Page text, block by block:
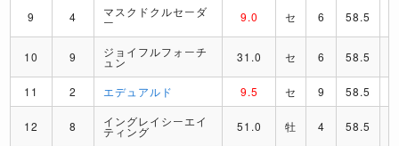
9 4 マスクドクルセーダ
ー 9.0 セ 6 58.5
10 9 ジョイフルフォーチ
ュン 31.0 セ 6 58.5
11 2 エデュアルド 9.5 セ 9 58.5
12 8 イングレイシーエイ
ティング 51.0 牡 4 58.5